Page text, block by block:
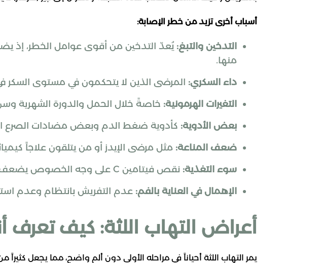
أسباب أخرى تزيد من خطر الإصابة:
التدخين والتبغ: يُعدّ التدخين من أقوى عوامل الخطر، إذ
منها.
داء السكري: المرضى الذين لا يتحكمون في مستوى السكر في
التغيرات الهرمونية: خاصةً خلال الحمل والدورة الشهرية
بعض الأدوية: كأدوية ضغط الدم وبعض مضادات الصرع
ضعف المناعة: مثل مرضى الإيدز أو من يتلقون علاجاً
سوء التغذية: نقص فيتامين C على وجه الخصوص يضعف أنسجة اللثة.
الإهمال في العناية بالفم: عدم التفريش بانتظام وعدم
أعراض التهاب اللثة: كيف
يمر التهاب اللثة أحياناً في مراحله الأولى دون ألم واضح، مما يجعل